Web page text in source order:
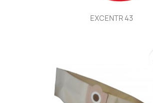
EXCENTR 43